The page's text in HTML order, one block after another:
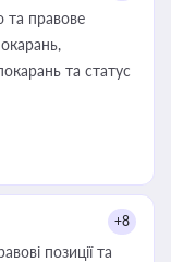
та правове
та статус
+8
позиції та